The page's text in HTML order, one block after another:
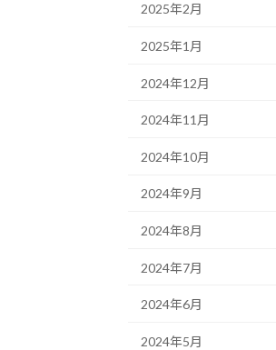
2025年2月
2025年1月
2024年12月
2024年11月
2024年10月
2024年9月
2024年8月
2024年7月
2024年6月
2024年5月